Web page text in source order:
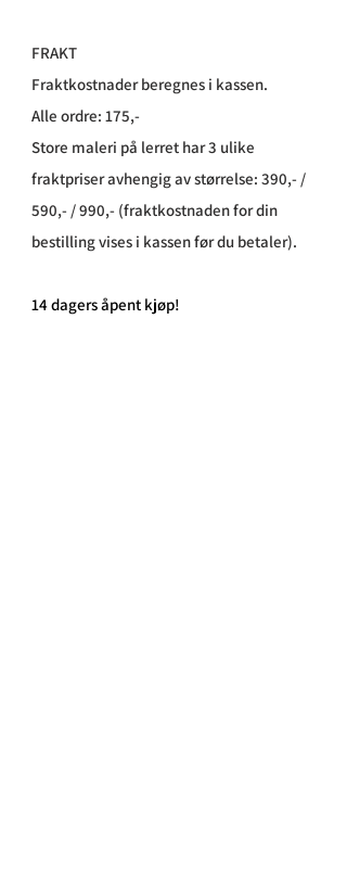
FRAKT
Fraktkostnader beregnes i kassen.
Alle ordre: 175,-
Store maleri på lerret har 3 ulike
fraktpriser avhengig av størrelse: 390,- /
590,- / 990,- (fraktkostnaden for din
bestilling vises i kassen før du betaler).
​14 dagers åpent kjøp!